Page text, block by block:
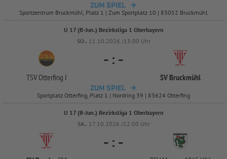
ZUM SPIEL
Sportzentrum Bruckmühl, Platz 1 | Zum Sportplatz 10 | 83052 Bruckmühl
U 17 (B-Jun.) Bezirksliga 1 Oberbayern
SO.. 11.10.2026 /13:00 Uhr
TSV Otterfing I
- : -
SV Bruckmühl
ZUM SPIEL
Sportplatz Otterfing, Platz 1 | Nordring 39 | 83624 Otterfing
U 17 (B-Jun.) Bezirksliga 1 Oberbayern
SA.. 17.10.2026 /12:00 Uhr
- : -